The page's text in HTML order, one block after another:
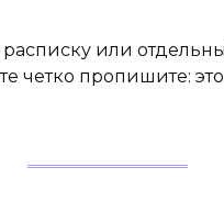
расписку или
четко пропишите: